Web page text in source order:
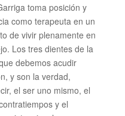
toma posición y
como terapeuta en un
de vivir plenamente en
Los tres dientes de la
debemos acudir
y son la verdad,
el ser uno mismo, el
y el